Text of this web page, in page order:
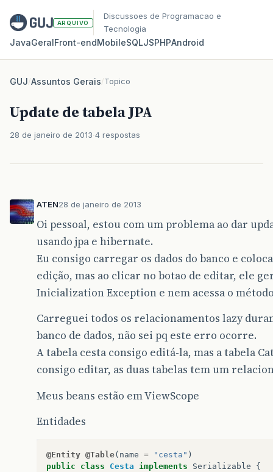
ARQUIVO
Discussoes de Programacao e
Tecnologia
JavaGeralFront‑endMobileSQLJSPHPAndroid
GUJ/Assuntos Gerais/Topico
Update de tabela JPA
28 de janeiro de 2013 4 respostas
ATEN28 de janeiro de 2013
Oi pessoal, estou com um problema ao dar
usando jpa e hibernate.
Eu consigo carregar os dados do banco e
edição, mas ao clicar no botao de editar, ele
Inicialization Exception e nem acessa o
Carreguei todos os relacionamentos lazy
banco de dados, não sei pq este erro ocorre.
A tabela cesta consigo editá-la, mas a tabela
consigo editar, as duas tabelas tem um
Meus beans estão em ViewScope
Entidades
@Entity @Table( name = "cesta" )
public
class Cesta implements Serializable
{